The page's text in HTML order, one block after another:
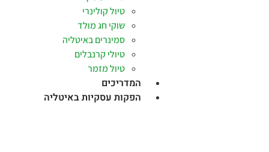
טיול קולינרי
שוקי חג מולד
סמינרים באיטליה
טיולי קרנבלים
טיול מזמר
המדריכים
הפקות עסקיות באיטליה